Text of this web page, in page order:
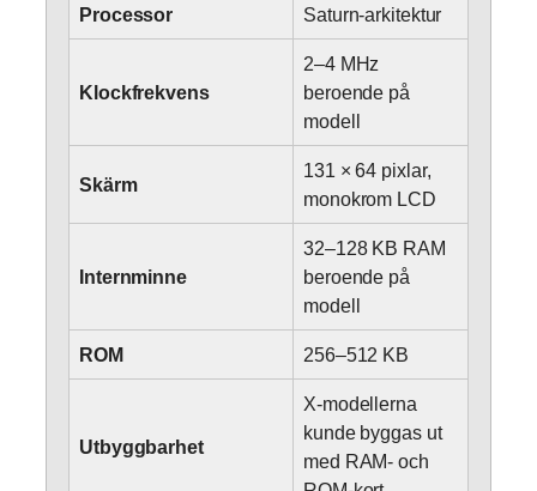
Processor Saturn-arkitektur
Klockfrekvens
2–4 MHz
beroende på
modell
Skärm
131 × 64 pixlar,
monokrom LCD
Internminne
32–128 KB RAM
beroende på
modell
ROM 256–512 KB
Utbyggbarhet
X-modellerna
kunde byggas ut
med RAM- och